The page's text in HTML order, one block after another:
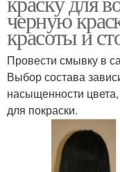
черную
красоты и
Провести смывку в
Выбор состава
насыщенности
для покраски.